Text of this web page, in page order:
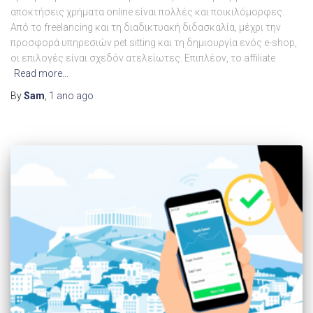
αποκτήσεις χρήματα online είναι πολλές και ποικιλόμορφες.
Από το freelancing και τη διαδικτυακή διδασκαλία, μέχρι την
προσφορά υπηρεσιών pet sitting και τη δημιουργία ενός e-shop,
οι επιλογές είναι σχεδόν ατελείωτες. Επιπλέον, το affiliate
Read more…
BySam 1 ano ago